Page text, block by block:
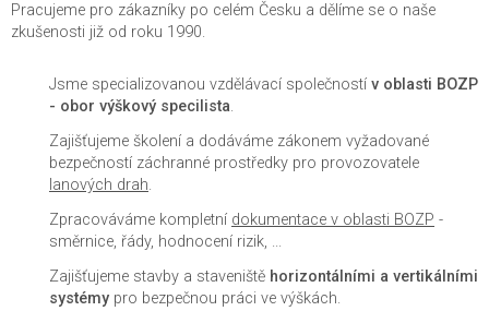
Pracujeme pro zákazníky po celém Česku a dělíme se o naše
zkušenosti již od roku 1990.
Jsme specializovanou vzdělávací společností v oblasti BOZP
- obor výškový specilista.
Zajišťujeme školení a dodáváme zákonem vyžadované
bezpečností záchranné prostředky pro provozovatele
lanových drah.
Zpracováváme kompletní dokumentace v oblasti BOZP -
směrnice, řády, hodnocení rizik, ...
Zajišťujeme stavby a staveniště horizontálními a vertikálními
systémy pro bezpečnou práci ve výškách.